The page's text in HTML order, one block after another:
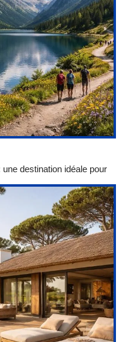
destination idéale pour